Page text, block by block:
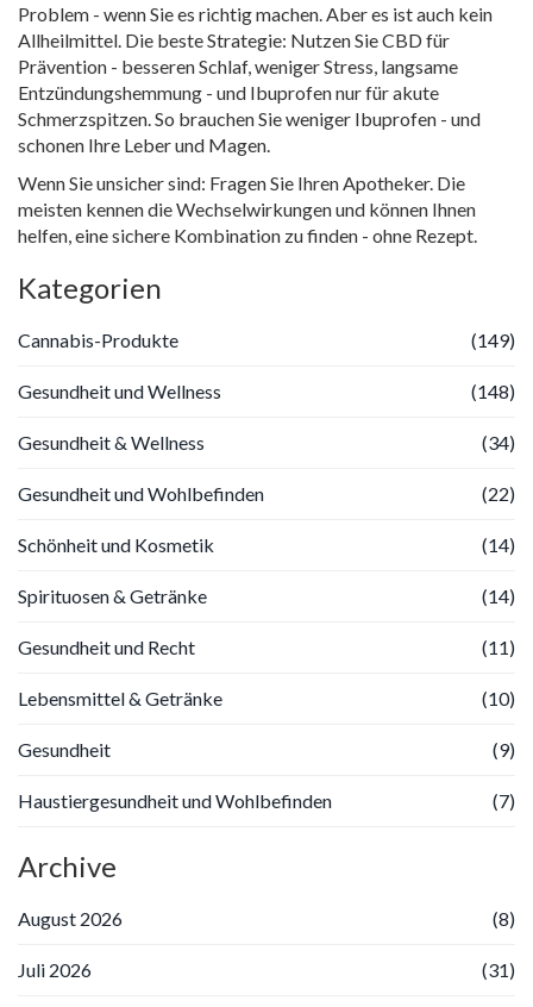
Problem - wenn Sie es richtig machen. Aber es ist auch kein
Allheilmittel. Die beste Strategie: Nutzen Sie CBD für
Prävention - besseren Schlaf, weniger Stress, langsame
Entzündungshemmung - und Ibuprofen nur für akute
Schmerzspitzen. So brauchen Sie weniger Ibuprofen - und
schonen Ihre Leber und Magen.
Wenn Sie unsicher sind: Fragen Sie Ihren Apotheker. Die
meisten kennen die Wechselwirkungen und können Ihnen
helfen, eine sichere Kombination zu finden - ohne Rezept.
Kategorien
Cannabis-Produkte (149)
Gesundheit und Wellness (148)
Gesundheit & Wellness (34)
Gesundheit und Wohlbefinden (22)
Schönheit und Kosmetik (14)
Spirituosen & Getränke (14)
Gesundheit und Recht (11)
Lebensmittel & Getränke (10)
Gesundheit (9)
Haustiergesundheit und Wohlbefinden (7)
Archive
August 2026 (8)
Juli 2026 (31)